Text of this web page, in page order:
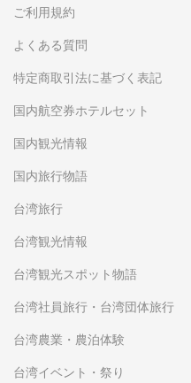
ご利用規約
よくある質問
特定商取引法に基づく表記
国内航空券ホテルセット
国内観光情報
国内旅行物語
台湾旅行
台湾観光情報
台湾観光スポット物語
台湾社員旅行・台湾団体旅行
台湾農業・農泊体験
台湾イベント・祭り